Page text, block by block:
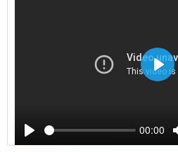
Play
00:00
Play